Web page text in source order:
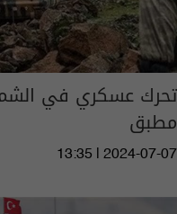
تحرك عسكري في
مطبق
13:35 | 2024-07-07